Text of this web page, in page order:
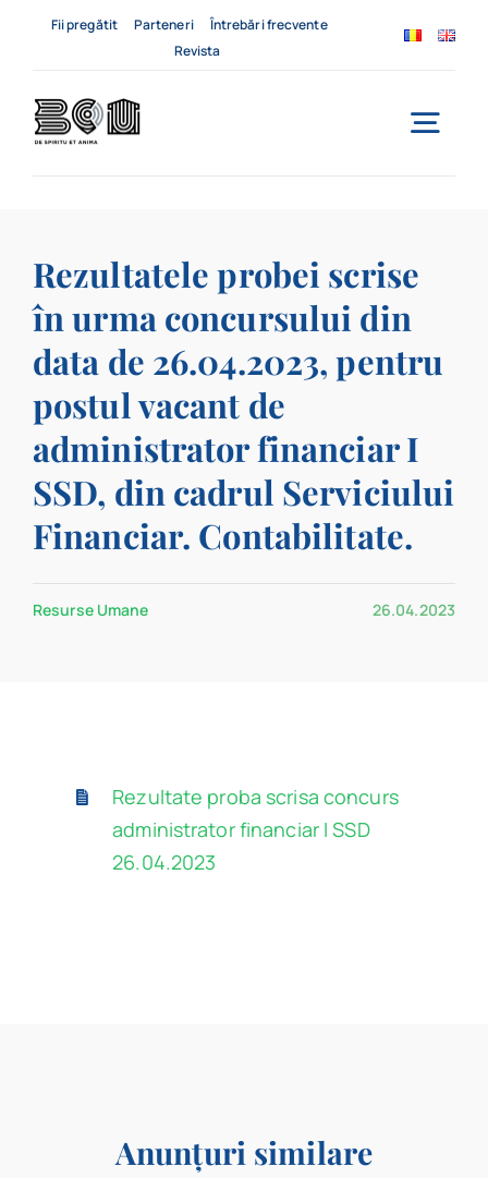
Fii pregătit Parteneri
Întrebări frecvente
Revista
Contact
Biblioteca digitală
Rezultatele probei scrise
în urma concursului din
data de 26.04.2023, pentru
postul vacant de
administrator financiar I
SSD, din cadrul Serviciului
Financiar. Contabilitate.
Resurse Umane 26.04.2023
Rezultate proba scrisa concurs
administrator financiar I SSD
26.04.2023
Anunțuri similare